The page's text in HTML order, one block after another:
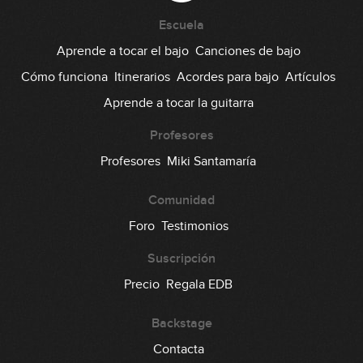
08:25
#47: Trap en Em
#48: Fingerstyle Pop en G
#49: Groove Precision en D
Escuela
Aprende a tocar el bajo Canciones de bajo
Cómo funciona Itinerarios Acordes para bajo Artículos
Aprende a tocar la guitarra
Profesores
Profesores Miki Santamaría
Comunidad
Foro Testimonios
Suscripción
Precio Regala EDB
Backstage
Contacta